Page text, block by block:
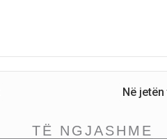
Në
TË NGJASHME